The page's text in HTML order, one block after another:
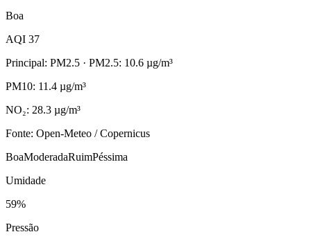
Boa
AQI 37
Principal: PM2.5 · PM2.5: 10.6 µg/m³
PM10: 11.4 µg/m³
NO₂: 28.3 µg/m³
Fonte: Open-Meteo / Copernicus
BoaModeradaRuimPéssima
Umidade
59%
Pressão